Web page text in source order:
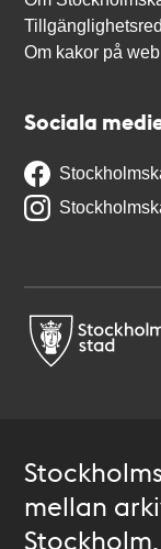
Om kakor på
Sociala
mellan